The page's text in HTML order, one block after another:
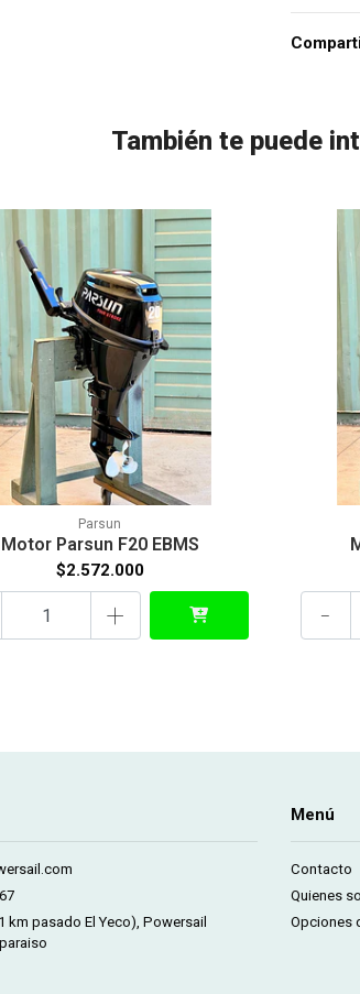
También te puede
Parsun
Motor Parsun F20 EBMS
$2.572.000
+ -
km pasado El Yeco), Powersail
Menú
Contacto
Quienes
Opciones